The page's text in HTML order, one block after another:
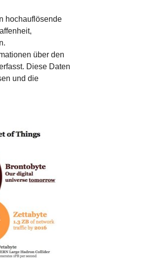
hochauflösende
über den
Diese Daten
und die